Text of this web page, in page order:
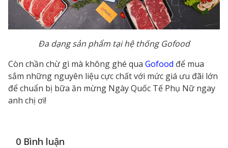
Đa dạng sản phẩm tại hệ thống Gofood
Còn chần chừ gì mà không ghé qua Gofood để mua
sắm những nguyên liệu cực chất với mức giá ưu đãi lớn
để chuẩn bị bữa ăn mừng Ngày Quốc Tế Phụ Nữ ngay
anh chị ơi!
0 Bình luận